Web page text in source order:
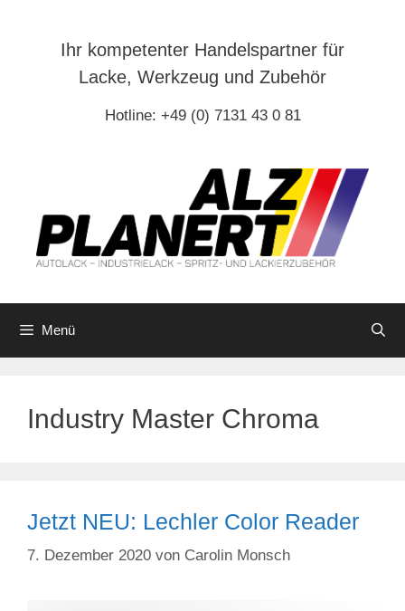
Ihr kompetenter Handelspartner für
Lacke, Werkzeug und Zubehör
Hotline: +49 (0) 7131 43 0 81
Menü
Industry Master Chroma
Jetzt NEU: Lechler Color Reader
7. Dezember 2020 von Carolin Monsch